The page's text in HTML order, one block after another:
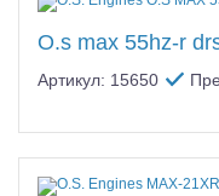
O.s max 55hz-r
Артикул: 15650